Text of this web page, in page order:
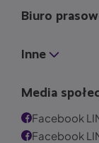
Biuro
Inne
Media
Facebook
Facebook